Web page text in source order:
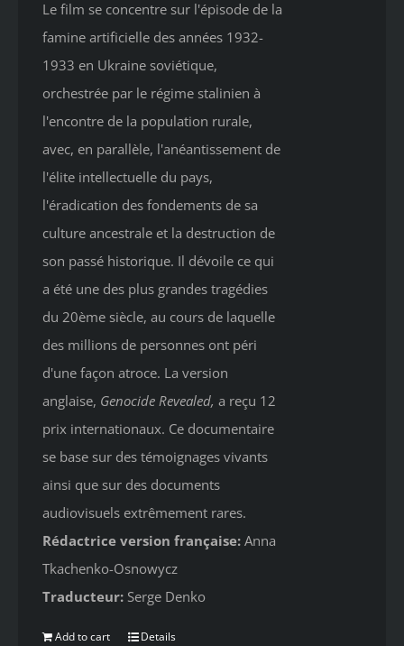
Le film se concentre sur l'épisode de la
famine artificielle des années 1932-
1933 en Ukraine soviétique,
orchestrée par le régime stalinien à
l'encontre de la population rurale,
avec, en parallèle, l'anéantissement de
l'élite intellectuelle du pays,
l'éradication des fondements de sa
culture ancestrale et la destruction de
son passé historique. Il dévoile ce qui
a été une des plus grandes tragédies
du 20ème siècle, au cours de laquelle
des millions de personnes ont péri
d'une façon atroce. La version
anglaise, Genocide Revealed, a reçu 12
prix internationaux. Ce documentaire
se base sur des témoignages vivants
ainsi que sur des documents
audiovisuels extrêmement rares.
Rédactrice version française: Anna
Tkachenko-Osnowycz
Traducteur: Serge Denko
Add to cart Details